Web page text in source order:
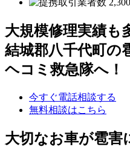
大規模修理実績も
結城郡八千代町の
ヘコミ救急隊へ！
今すぐ電話相談する
無料相談はこちら
大切なお車が雹害